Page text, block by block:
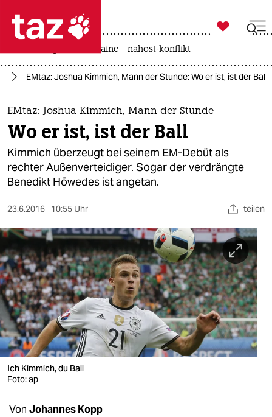
 taz zahl ich
taz zahl ich
themen
politik
öko
sport
berlin
nord
wahrheit
verlag
verlag
veranstaltungen

taz zahl ich
krieg in der ukraine nahost-konflikt
EMtaz: Joshua Kimmich, Mann der Stunde: Wo er ist, ist der Ball
EMtaz: Joshua Kimmich, Mann der Stunde
Wo er ist, ist der Ball
Kimmich überzeugt bei seinem EM-Debüt als
rechter Außenverteidiger. Sogar der verdrängte
Benedikt Höwedes ist angetan.
23.6.2016 10:55 Uhr teilen
Ich Kimmich, du Ball
Foto: ap
Von Johannes Kopp